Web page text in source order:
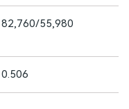
82,760/55,980
0.506